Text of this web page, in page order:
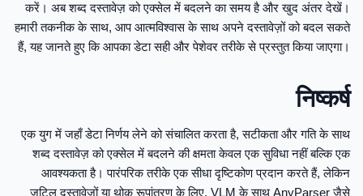
करें। अब शब्द दस्तावेज़ को एक्सेल में बदलने का समय है और खुद अंतर देखें।
हमारी तकनीक के साथ, आप आत्मविश्वास के साथ अपने दस्तावेज़ों को बदल सकते
हैं, यह जानते हुए कि आपका डेटा सही और पेशेवर तरीके से प्रस्तुत किया जाएगा।
निष्कर्ष
एक युग में जहाँ डेटा निर्णय लेने को संचालित करता है, सटीकता और गति के साथ
शब्द दस्तावेज़ को एक्सेल में बदलने की क्षमता केवल एक सुविधा नहीं बल्कि एक
आवश्यकता है। पारंपरिक तरीके एक सीधा दृष्टिकोण प्रदान करते हैं, लेकिन
जटिल दस्तावेज़ों या थोक रूपांतरण के लिए, VLM के साथ AnyParser जैसे